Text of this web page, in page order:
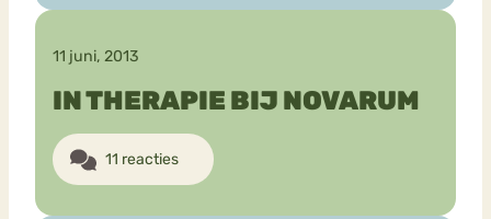
11 juni, 2013
IN THERAPIE BIJ NOVARUM
11 reacties